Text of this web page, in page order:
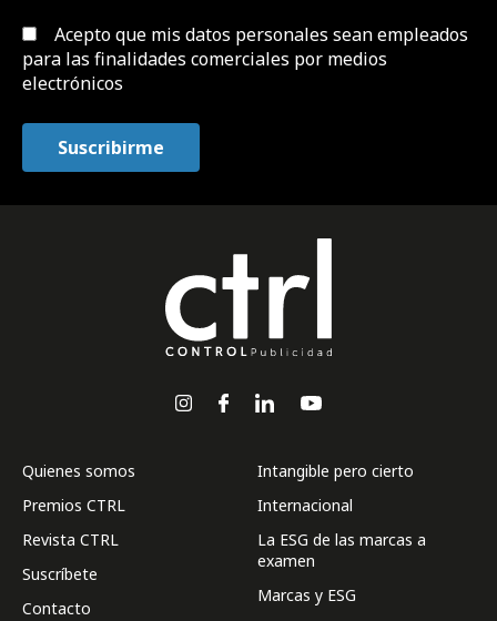
Acepto que mis datos personales sean empleados
para las finalidades comerciales por medios
electrónicos
Quienes somos
Premios CTRL
Revista CTRL
Suscríbete
Contacto
Intangible pero cierto
Internacional
La ESG de las marcas a
examen
Marcas y ESG